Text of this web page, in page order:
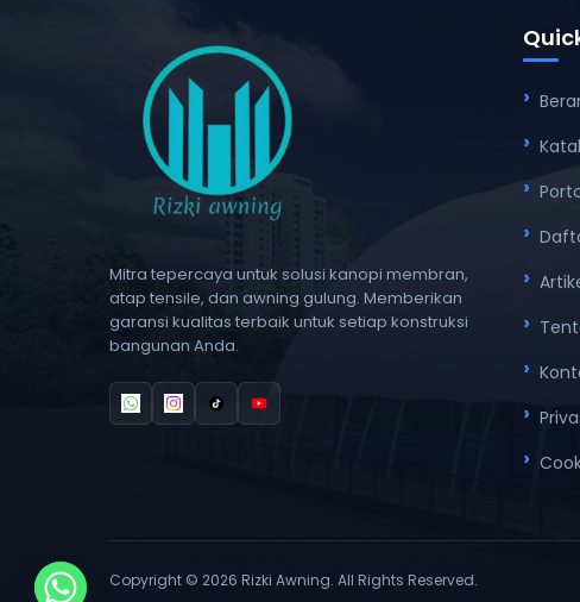
Mitra tepercaya untuk solusi kanopi membran,
atap tensile, dan awning gulung. Memberikan
garansi kualitas terbaik untuk setiap konstruksi
bangunan Anda.
Copyright © 2026 Rizki Awning. All Rights Reserved.